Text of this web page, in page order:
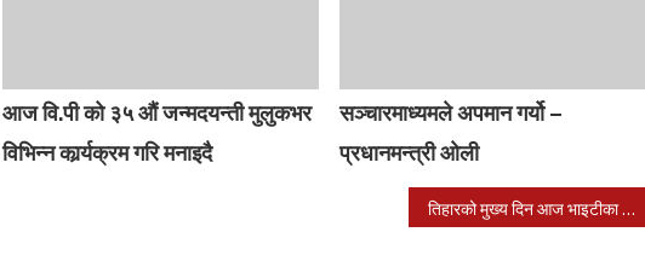
आज वि.पी को ३५ औं जन्मदयन्ती मुलुकभर
विभिन्न कार्र्यक्रम गरि मनाइदै
सञ्चारमाध्यमले अपमान गर्यो –
प्रधानमन्त्री ओली
तिहारको मुख्य दिन आज भाइटीका लगाइँदै, उत्तम साइत ११:३७ बजे